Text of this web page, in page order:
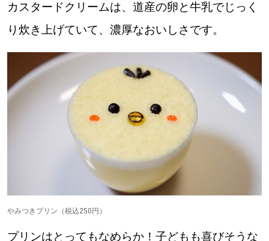
カスタードクリームは、道産の卵と牛乳でじっく
り炊き上げていて、濃厚なおいしさです。
やみつきプリン（税込250円）
プリンはとってもなめらか！子どもも喜びそうな